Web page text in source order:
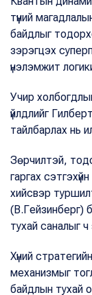
түүний
байдлыг
зэрэгцэх
үнэлэмжит
Учир
үйлдлийг
тайлбарлах нь
Зөрчилтэй,
гаргах
хийсвэр
(В.Гейзинберг)
тухай саналыг
Хүний
механизмыг
байдлын тухай